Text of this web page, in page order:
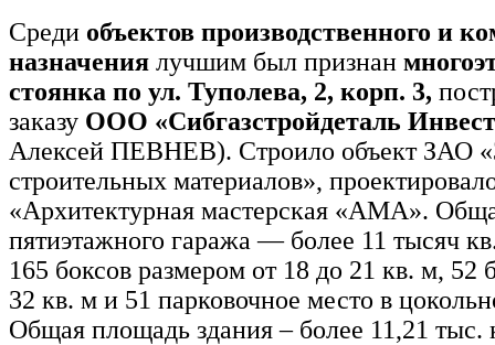
Среди объектов производственного и
назначения лучшим был признан
стоянка по ул. Туполева, 2, корп. 3,
заказу ООО «Сибгазстройдеталь
Алексей ПЕВНЕВ). Строило объект ЗАО
строительных материалов»,
«Архитектурная мастерская «АМА».
пятиэтажного гаража — более 11 тысяч
165 боксов размером от 18 до 21 кв. м, 52
32 кв. м и 51 парковочное место в
Общая площадь здания – более 11,21 тыс.